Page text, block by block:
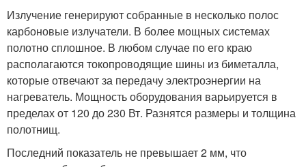
Излучение генерируют собранные в несколько полос
карбоновые излучатели. В более мощных системах
полотно сплошное. В любом случае по его краю
располагаются токопроводящие шины из биметалла,
которые отвечают за передачу электроэнергии на
нагреватель. Мощность оборудования варьируется в
пределах от 120 до 230 Вт. Разнятся размеры и толщина
полотнищ.
Последний показатель не превышает 2 мм, что